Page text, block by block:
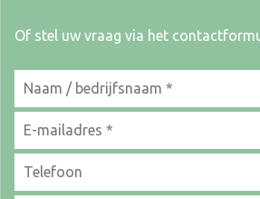
Of stel uw vraag via het